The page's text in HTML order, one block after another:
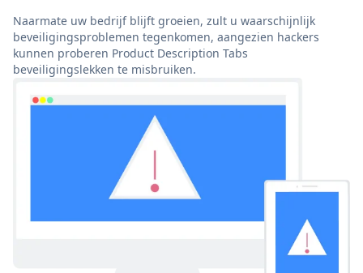
Naarmate uw bedrijf blijft groeien, zult u waarschijnlijk
beveiligingsproblemen tegenkomen, aangezien hackers
kunnen proberen Product Description Tabs
beveiligingslekken te misbruiken.